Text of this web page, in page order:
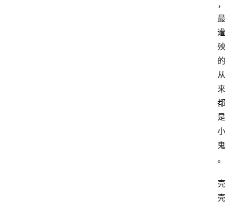
，
最
遭
殃
的
从
来
都
是
小
鬼
。
壳
壳